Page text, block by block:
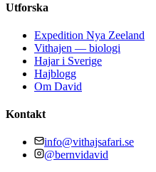
Utforska
Expedition Nya Zeeland
Vithajen — biologi
Hajar i Sverige
Hajblogg
Om David
Kontakt
info@vithajsafari.se
@bernvidavid